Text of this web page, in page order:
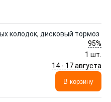
колодок, дисковый тормоз
95%
1 шт.
14 - 17 августа
В корзину